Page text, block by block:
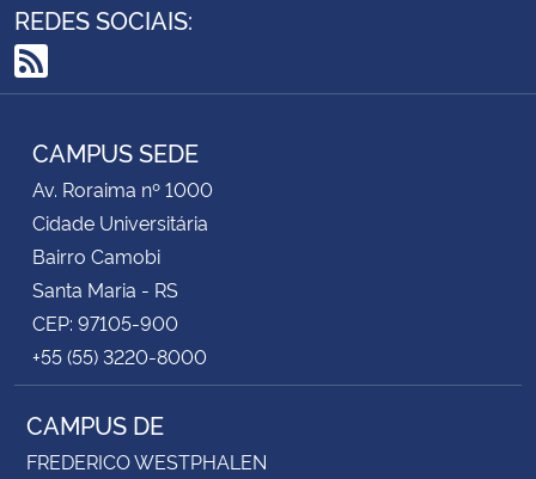
REDES SOCIAIS:
RSS
CAMPUS SEDE
Av. Roraima nº 1000
Cidade Universitária
Bairro Camobi
Santa Maria - RS
CEP: 97105-900
+55 (55) 3220-8000
CAMPUS DE
FREDERICO WESTPHALEN